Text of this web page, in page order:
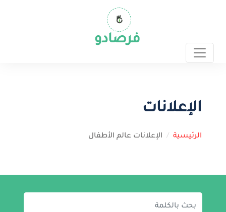
فرصادو
الإعلانات
الرئيسية الإعلانات عالم الأطفال